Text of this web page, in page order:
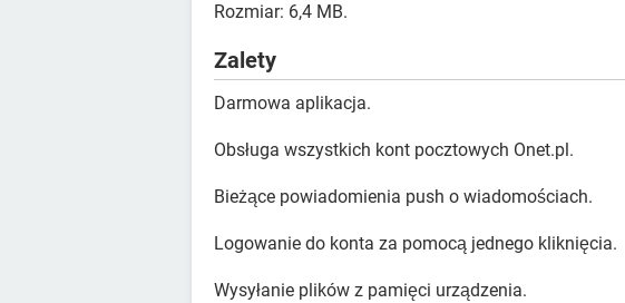
Rozmiar: 6,4 MB.
Zalety
Darmowa aplikacja.
Obsługa wszystkich kont pocztowych Onet.pl.
Bieżące powiadomienia push o wiadomościach.
Logowanie do konta za pomocą jednego kliknięcia.
Wysyłanie plików z pamięci urządzenia.